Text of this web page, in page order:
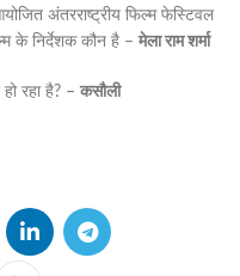
अंतरराष्ट्रीय फिल्म फेस्टिवल
के निर्देशक कौन है – मेला राम शर्मा
रहा है? – कसौली